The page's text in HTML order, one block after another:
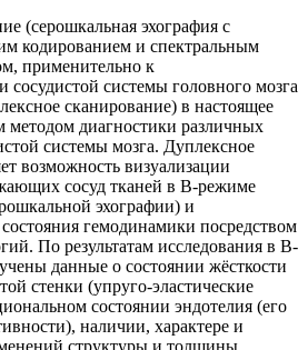
(серошкальная эхография с
кодированием и спектральным
применительно к
сосудистой системы головного мозга
сканирование) в настоящее
диагностики различных
системы мозга. Дуплексное
возможность визуализации
сосуд тканей в В-режиме
эхографии) и
гемодинамики посредством
По результатам исследования в В-
данные о состоянии жёсткости
стенки (упруго-эластические
состоянии эндотелия (его
наличии, характере и